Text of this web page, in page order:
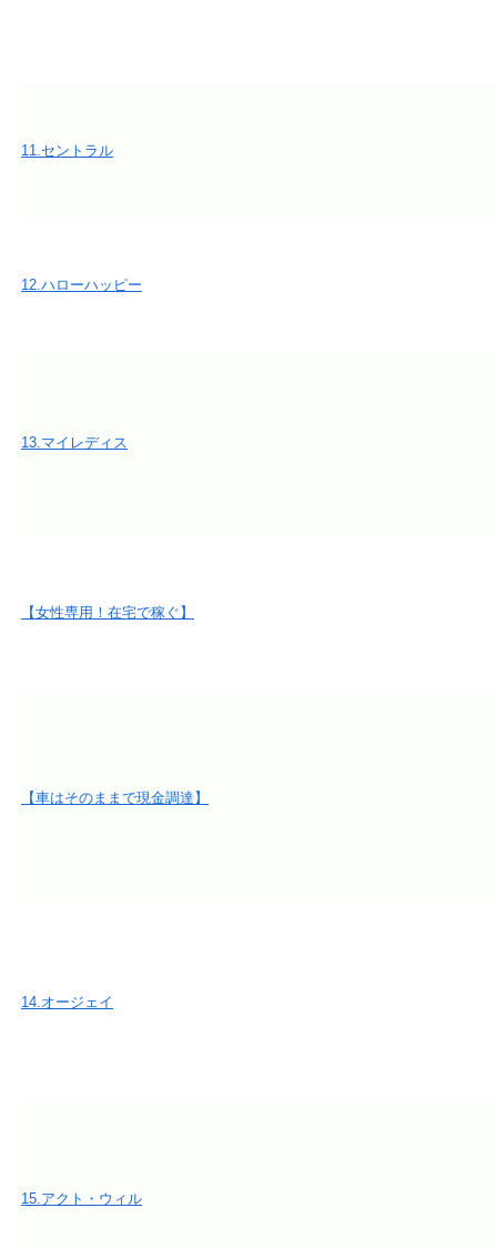
11.セントラル
12.ハローハッピー
13.マイレディス
【女性専用！在宅で稼ぐ】
【車はそのままで現金調達】
14.オージェイ
15.アクト・ウィル